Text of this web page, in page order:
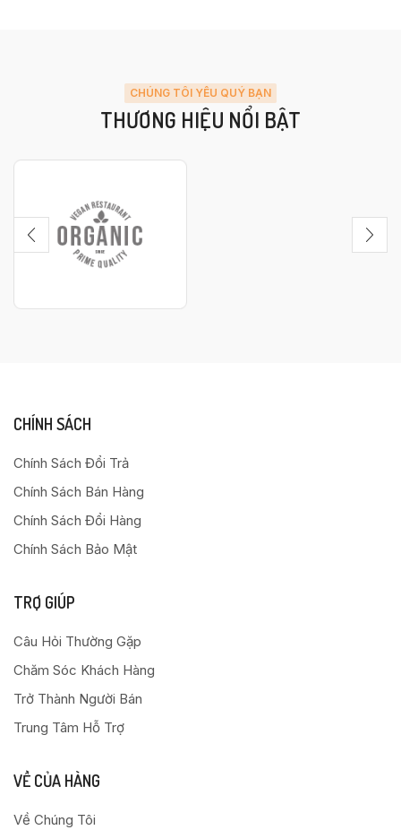
CHÚNG TÔI YÊU QUÝ BẠN
THƯƠNG HIỆU NỔI BẬT
CHÍNH SÁCH
Chính Sách Đổi Trả
Chính Sách Bán Hàng
Chính Sách Đổi Hàng
Chính Sách Bảo Mật
TRỢ GIÚP
Câu Hỏi Thường Gặp
Chăm Sóc Khách Hàng
Trở Thành Người Bán
Trung Tâm Hỗ Trợ
VỀ CỦA HÀNG
Về Chúng Tôi